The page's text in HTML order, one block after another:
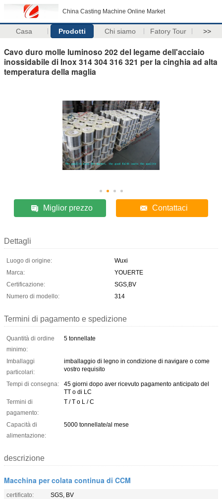
China Casting Machine Online Market
Casa Prodotti Chi siamo Fatory Tour >>
Cavo duro molle luminoso 202 del legame dell'acciaio
inossidabile di Inox 314 304 316 321 per la cinghia ad alta
temperatura della maglia
Miglior prezzo Contattaci
Dettagli
Luogo di origine:
Wuxi
Marca:
YOUERTE
Certificazione:
SGS,BV
Numero di modello:
314
Termini di pagamento e spedizione
Quantità di ordine
minimo:
5 tonnellate
Imballaggi
particolari:
imballaggio di legno in condizione di navigare o come
vostro requisito
Tempi di consegna:
45 giorni dopo aver ricevuto pagamento anticipato del
TT o di LC
Termini di
pagamento:
T / T o L / C
Capacità di
alimentazione:
5000 tonnellate/al mese
descrizione
Macchina per colata continua di CCM
certificato:
SGS, BV